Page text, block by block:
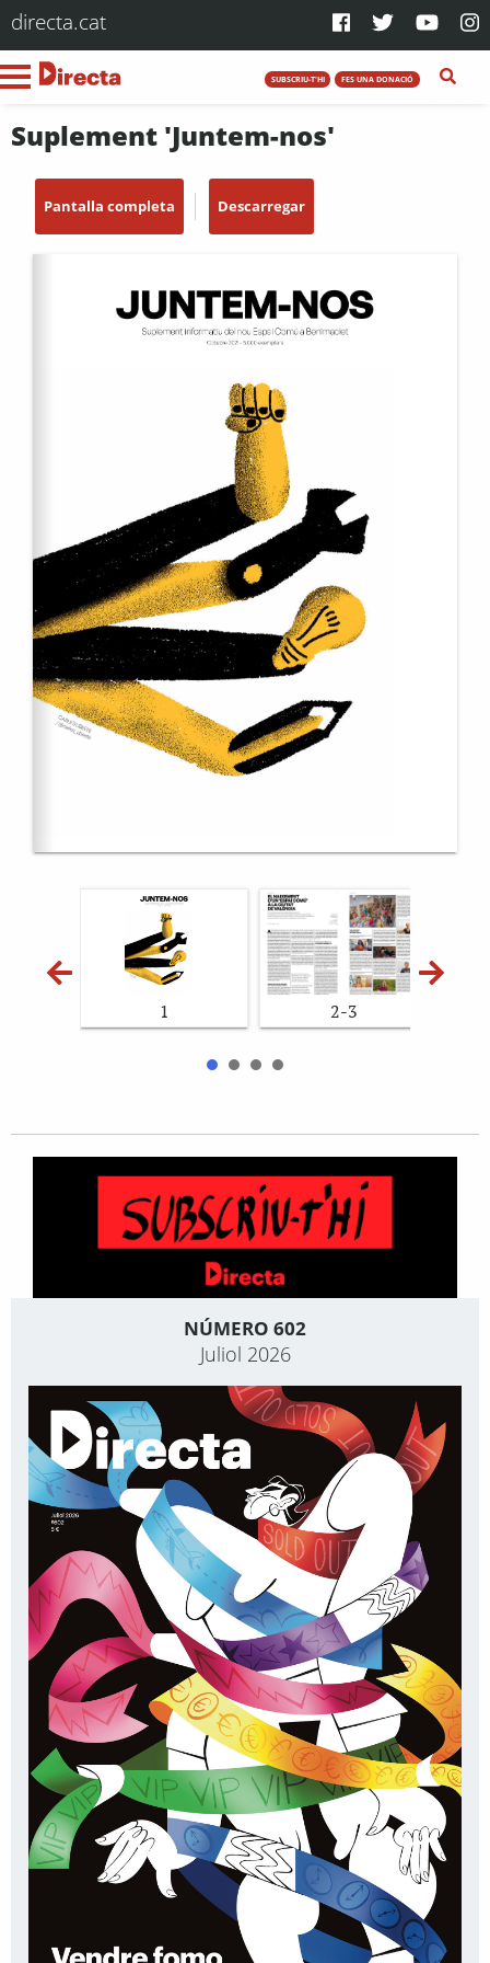
directa.cat
SUBSCRIU-T'HI FES UNA DONACIÓ
Suplement 'Juntem-nos'
Pantalla completa Descarregar
1 2-3
NÚMERO 602
Juliol 2026